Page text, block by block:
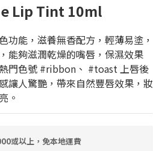
Lip Tint 10ml
功能，滋養無香配方，輕薄易塗，
能夠滋潤乾燥的嘴唇，保濕效果
門色號 #ribbon、 #toast 上唇後
讓人驚艷，帶來自然豐唇效果，妝
。
或以上，免本地運費